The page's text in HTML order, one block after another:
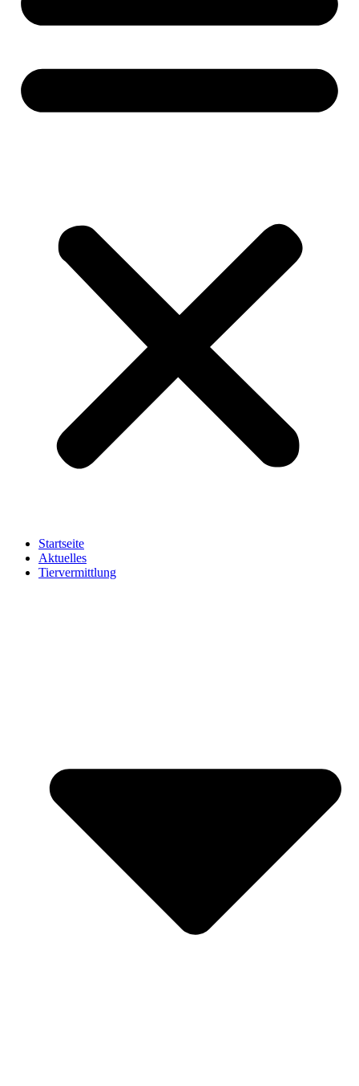
Startseite
Aktuelles
Tiervermittlung